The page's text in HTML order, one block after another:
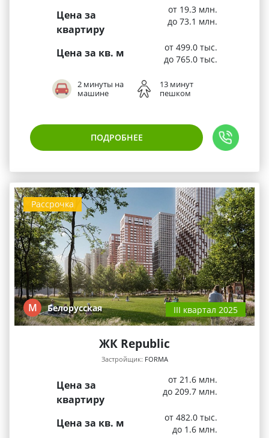
Цена за
квартиру
от 19.3 млн.
до 73.1 млн.
Цена за кв. м
от 499.0 тыс.
до 765.0 тыс.
2 минуты на
машине
13 минут
пешком
ПОДРОБНЕЕ
Рассрочка
М Белорусская III квартал 2025
ЖК Republic
Застройщик: FORMA
Цена за
квартиру
от 21.6 млн.
до 209.7 млн.
Цена за кв. м
от 482.0 тыс.
до 1.6 млн.